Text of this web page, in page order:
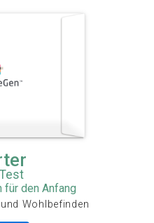
für den Anfang
Wohlbefinden